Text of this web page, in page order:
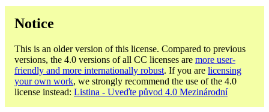
Notice
This is an older version of this license. Compared to previous
versions, the 4.0 versions of all CC licenses are more user-
friendly and more internationally robust. If you are licensing
your own work, we strongly recommend the use of the 4.0
license instead: Listina - Uveďte původ 4.0 Mezinárodní